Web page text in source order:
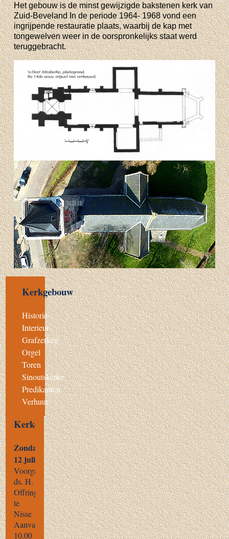
Het gebouw is de minst gewijzigde bakstenen kerk van
Zuid-Beveland In de periode 1964- 1968 vond een
ingrijpende restauratie plaats, waarbij de kap met
tongewelven weer in de oorspronkelijks staat werd
teruggebracht.
Kerkgebouw
Historie
Interieur
Grafzerken
Orgel
Toren
Sinoutskerke
Predikanten
Verhuur